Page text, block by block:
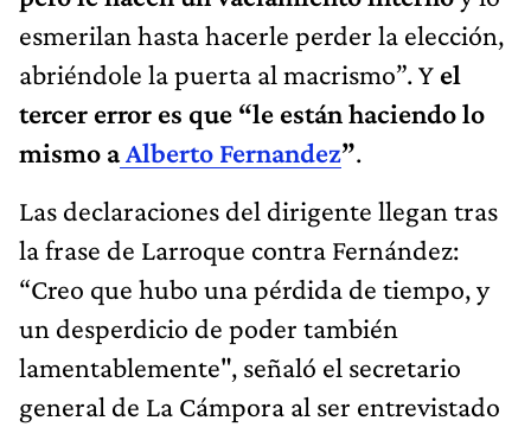
esmerilan hasta hacerle perder la elección,
abriéndole la puerta al macrismo”. Y el
tercer error es que “le están haciendo lo
mismo aAlberto Fernandez”.
Las declaraciones del dirigente llegan tras
la frase de Larroque contra Fernández:
“Creo que hubo una pérdida de tiempo, y
un desperdicio de poder también
lamentablemente", señaló el secretario
general de La Cámpora al ser entrevistado